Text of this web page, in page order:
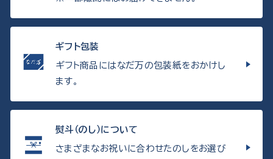
ギフト包装
ギフト商品にはなだ万の包装紙をおかけし
ます。
熨斗（のし）について
さまざまなお祝いに合わせたのしをお選び